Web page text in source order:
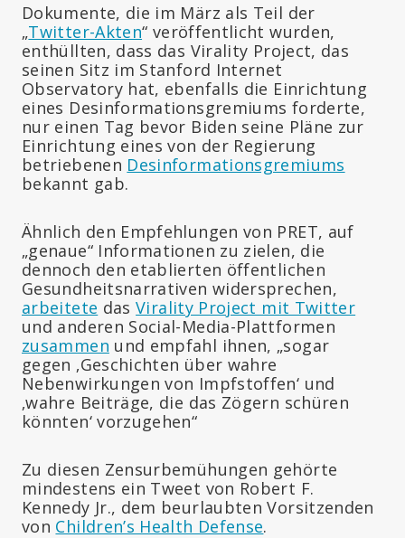
Dokumente, die im März als Teil der
„Twitter-Akten“ veröffentlicht wurden,
enthüllten, dass das Virality Project, das
seinen Sitz im Stanford Internet
Observatory hat, ebenfalls die Einrichtung
eines Desinformationsgremiums forderte,
nur einen Tag bevor Biden seine Pläne zur
Einrichtung eines von der Regierung
betriebenen Desinformationsgremiums
bekannt gab.
Ähnlich den Empfehlungen von PRET, auf
„genaue“ Informationen zu zielen, die
dennoch den etablierten öffentlichen
Gesundheitsnarrativen widersprechen,
arbeitete dasVirality Project mit Twitter
und anderen Social-Media-Plattformen
zusammen und empfahl ihnen, „sogar
gegen ‚Geschichten über wahre
Nebenwirkungen von Impfstoffen‘ und
‚wahre Beiträge, die das Zögern schüren
könnten‘ vorzugehen“
Zu diesen Zensurbemühungen gehörte
mindestens ein Tweet von Robert F.
Kennedy Jr., dem beurlaubten Vorsitzenden
von Children’s Health Defense.